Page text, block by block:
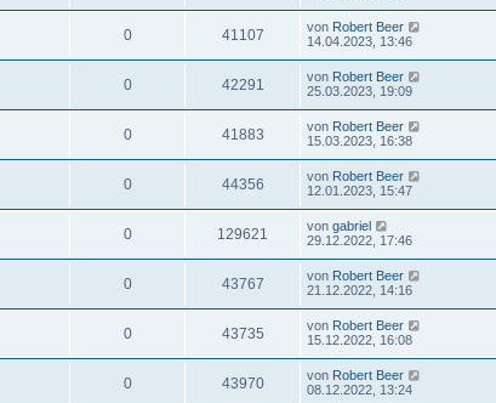
0 41107 von Robert Beer
14.04.2023, 13:46
0 42291 von Robert Beer
25.03.2023, 19:09
0 41883 von Robert Beer
15.03.2023, 16:38
0 44356 von Robert Beer
12.01.2023, 15:47
0 129621 von gabriel
29.12.2022, 17:46
0 43767 von Robert Beer
21.12.2022, 14:16
0 43735 von Robert Beer
15.12.2022, 16:08
0 43970 von Robert Beer
08.12.2022, 13:24